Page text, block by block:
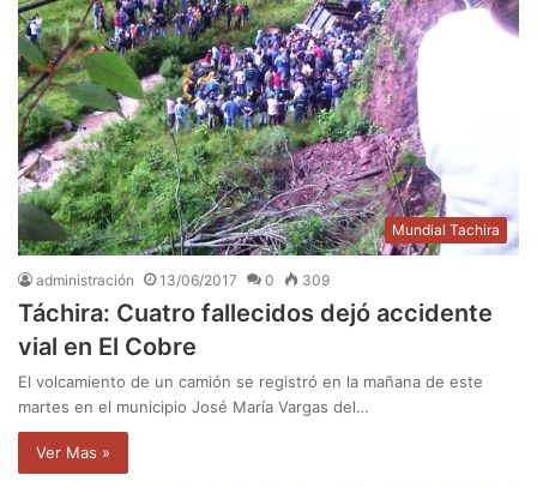
Mundial Tachira
administración 13/06/2017 0 309
Táchira: Cuatro fallecidos dejó accidente
vial en El Cobre
El volcamiento de un camión se registró en la mañana de este
martes en el municipio José María Vargas del…
Ver Mas »